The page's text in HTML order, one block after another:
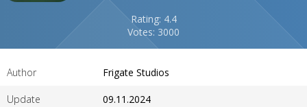
Rating: 4.4
Votes: 3000
Author Frigate Studios
Update 09.11.2024